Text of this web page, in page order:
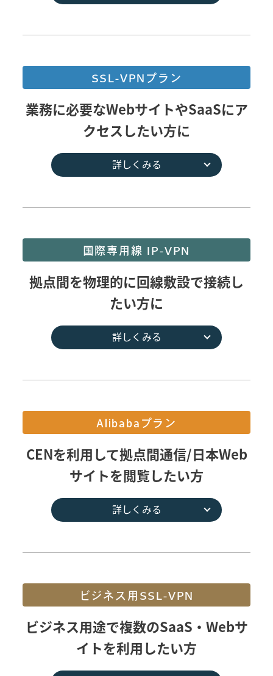
SSL-VPNプラン
業務に必要なWebサイトやSaaSにア
クセスしたい方に
詳しくみる
国際専用線 IP-VPN
拠点間を物理的に回線敷設で接続し
たい方に
詳しくみる
Alibabaプラン
CENを利用して拠点間通信/日本Web
サイトを閲覧したい方
詳しくみる
ビジネス用SSL-VPN
ビジネス用途で複数のSaaS・Webサ
イトを利用したい方